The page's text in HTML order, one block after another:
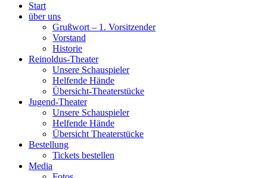
Start
über uns
Grußwort – 1. Vorsitzender
Vorstand
Historie
Reinoldus-Theater
Unsere Schauspieler
Helfende Hände
Übersicht-Theaterstücke
Jugend-Theater
Unsere Schauspieler
Helfende Hände
Übersicht Theaterstücke
Bestellung
Tickets bestellen
Media